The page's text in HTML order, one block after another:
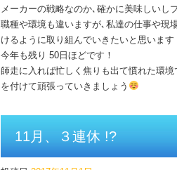
メーカーの戦略なのか､確かに美味しいし
職種や環境も違いますが､私達の仕事や現
けるように取り組んでいきたいと思います
今年も残り 50日ほどです！
師走に入れば忙しく焦りも出て慣れた環
を付けて頑張っていきましょう
11月、３連休 !?